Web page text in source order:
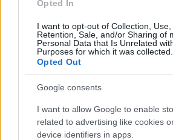
Opted In
I want to opt-out of Collection, Use,
Retention, Sale, and/or Sharing of
Personal Data that Is Unrelated
Purposes for which it was collected.
Opted Out
Google consents
I want to allow Google to enable
related to advertising like cookies
device identifiers in apps.
confronti delle forze
uomini in divisa che da tempo
concretezza. Naturalmente la
palla al balzo per attaccare il
proteste e attacchi dai vari
la direzione è quella giusta.